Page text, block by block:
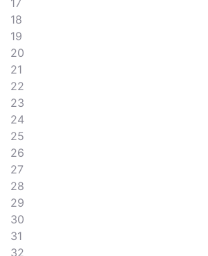
17
18
19
20
21
22
23
24
25
26
27
28
29
30
31
32